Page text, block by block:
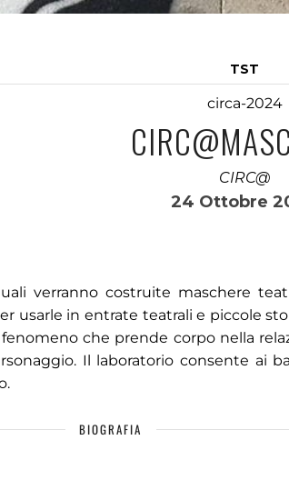
TST
circa-2024
CIRC@
24 Ottobre
verranno costruite maschere
usarle in entrate teatrali e piccole
che prende corpo nella
Il laboratorio consente ai
BIOGRAFIA